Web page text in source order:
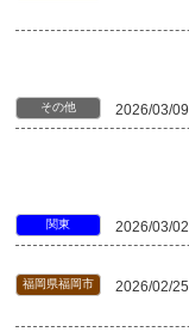
その他 2026/03/09
関東 2026/03/02
福岡県福岡市 2026/02/25